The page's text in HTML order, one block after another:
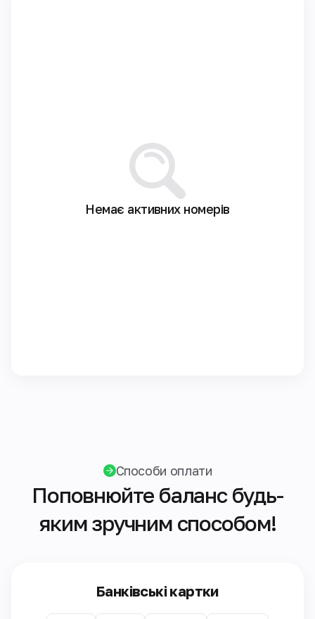
Немає активних номерів
Способи оплати
Поповнюйте баланс будь-
яким зручним способом!
Банківські картки